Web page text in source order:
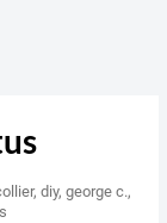
,diy,george c.,